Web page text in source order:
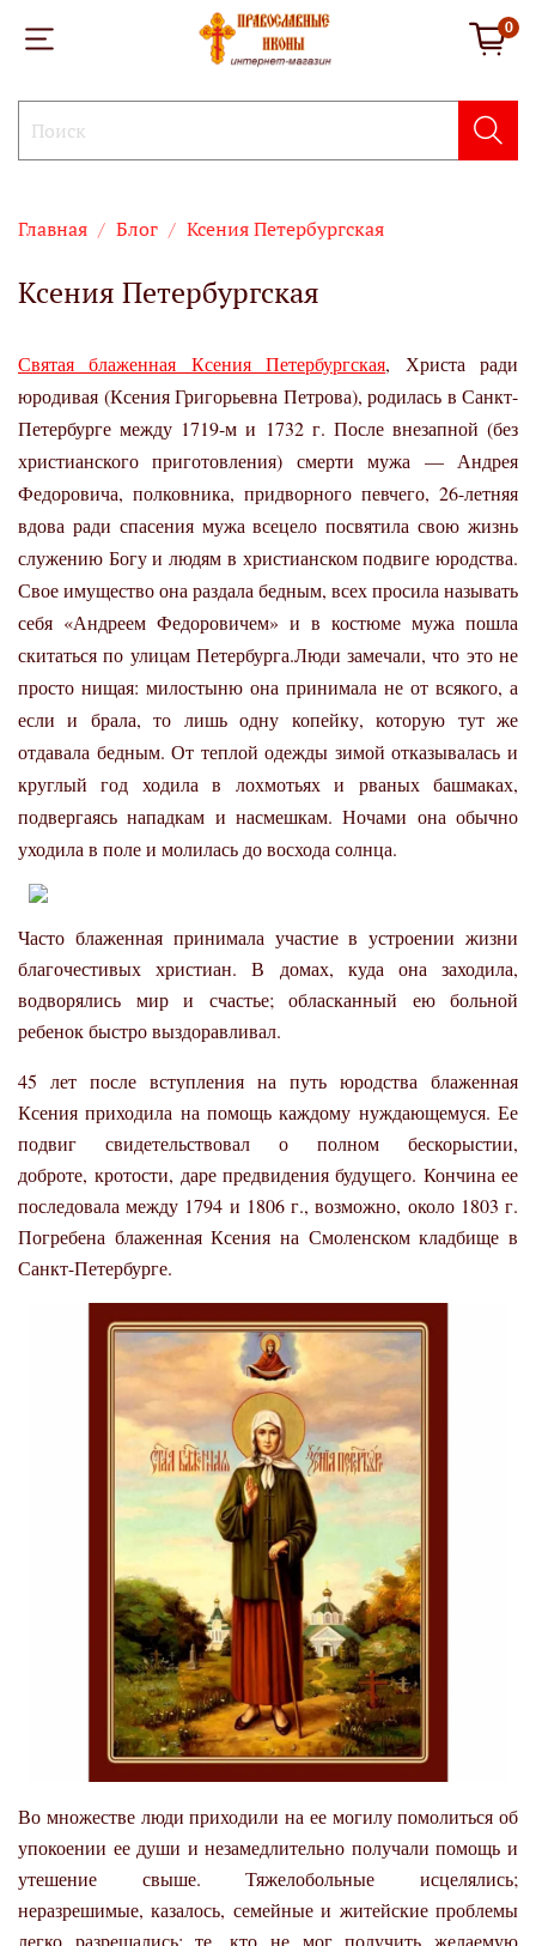
0
Главная Блог Ксения Петербургская
Ксения Петербургская
Святая блаженная Ксения Петербургская, Христа ради
юродивая (Ксения Григорьевна Петрова), родилась в Санкт-
Петербурге между 1719-м и 1732 г. После внезапной (без
христианского приготовления) смерти мужа — Андрея
Федоровича, полковника, придворного певчего, 26-летняя
вдова ради спасения мужа всецело посвятила свою жизнь
служению Богу и людям в христианском подвиге юродства.
Свое имущество она раздала бедным, всех просила называть
себя «Андреем Федоровичем» и в костюме мужа пошла
скитаться по улицам Петербурга.Люди замечали, что это не
просто нищая: милостыню она принимала не от всякого, а
если и брала, то лишь одну копейку, которую тут же
отдавала бедным. От теплой одежды зимой отказывалась и
круглый год ходила в лохмотьях и рваных башмаках,
подвергаясь нападкам и насмешкам. Ночами она обычно
уходила в поле и молилась до восхода солнца.
Часто блаженная принимала участие в устроении жизни
благочестивых христиан. В домах, куда она заходила,
водворялись мир и счастье; обласканный ею больной
ребенок быстро выздоравливал.
45 лет после вступления на путь юродства блаженная
Ксения приходила на помощь каждому нуждающемуся. Ее
подвиг свидетельствовал о полном бескорыстии,
доброте, кротости, даре предвидения будущего. Кончина ее
последовала между 1794 и 1806 г., возможно, около 1803 г.
Погребена блаженная Ксения на Смоленском кладбище в
Санкт-Петербурге.
Во множестве люди приходили на ее могилу помолиться об
упокоении ее души и незамедлительно получали помощь и
утешение свыше. Тяжелобольные исцелялись;
неразрешимые, казалось, семейные и житейские проблемы
легко разрешались; те, кто не мог получить желаемую